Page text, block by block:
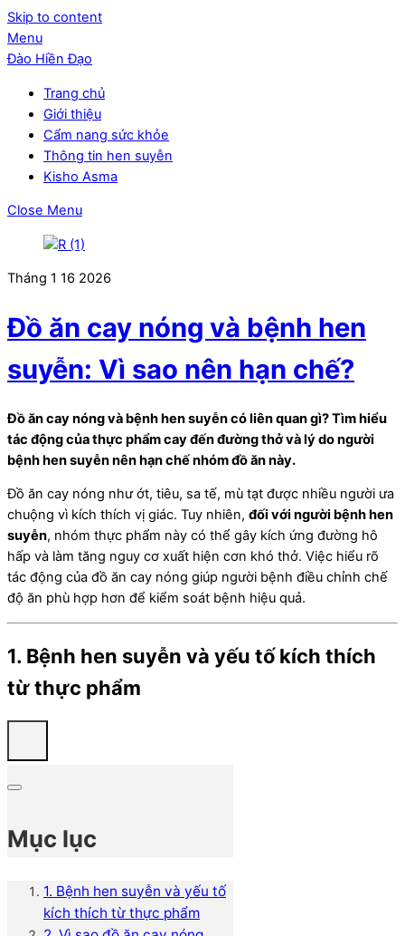
Skip to content
Menu
Đào Hiền Đạo
Trang chủ
Giới thiệu
Cẩm nang sức khỏe
Thông tin hen suyễn
Kisho Asma
Close Menu
Tháng 1 16 2026
Đồ ăn cay nóng và bệnh hen
suyễn: Vì sao nên hạn chế?
Đồ ăn cay nóng và bệnh hen suyễn có liên quan gì? Tìm hiểu
tác động của thực phẩm cay đến đường thở và lý do người
bệnh hen suyễn nên hạn chế nhóm đồ ăn này.
Đồ ăn cay nóng như ớt, tiêu, sa tế, mù tạt được nhiều người ưa
chuộng vì kích thích vị giác. Tuy nhiên, đối với người bệnh hen
suyễn, nhóm thực phẩm này có thể gây kích ứng đường hô
hấp và làm tăng nguy cơ xuất hiện cơn khó thở. Việc hiểu rõ
tác động của đồ ăn cay nóng giúp người bệnh điều chỉnh chế
độ ăn phù hợp hơn để kiểm soát bệnh hiệu quả.
1. Bệnh hen suyễn và yếu tố kích thích
từ thực phẩm
Mục lục
1. Bệnh hen suyễn và yếu tố
kích thích từ thực phẩm